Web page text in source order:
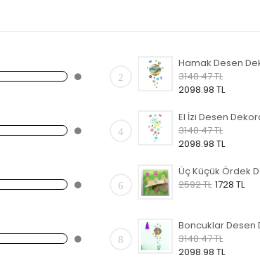
2
3148.47 TL
2098.98 TL
4
3148.47 TL
2098.98 TL
6 2592 TL 1728 TL
8
3148.47 TL
2098.98 TL